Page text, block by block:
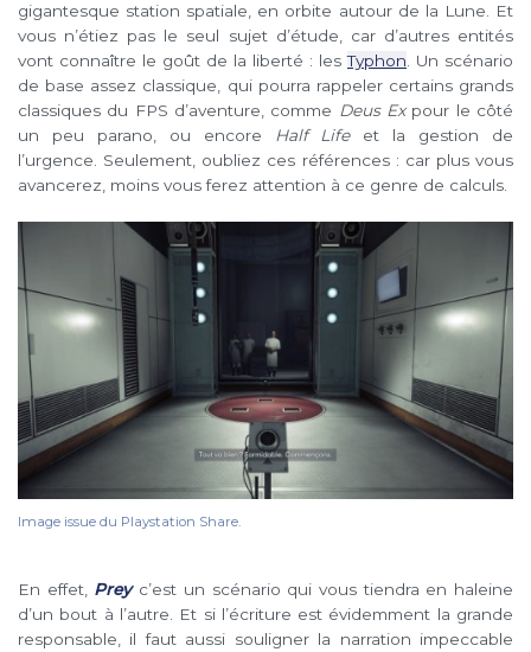
gigantesque station spatiale, en orbite autour de la Lune. Et
vous n’étiez pas le seul sujet d’étude, car d’autres entités
vont connaître le goût de la liberté : lesTyphon. Un scénario
de base assez classique, qui pourra rappeler certains grands
classiques du FPS d’aventure, comme Deus Expour le côté
un peu parano, ou encore Half Lifeet la gestion de
l’urgence. Seulement, oubliez ces références : car plus vous
avancerez, moins vous ferez attention à ce genre de calculs.
Image issue du Playstation Share.
En effet, Preyc’est un scénario qui vous tiendra en haleine
d’un bout à l’autre. Et si l’écriture est évidemment la grande
responsable, il faut aussi souligner la narration impeccable